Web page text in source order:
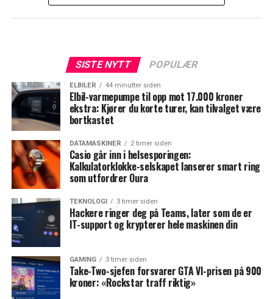
SISTE NYTT POPULÆR
ELBILER 44 minutter siden
Elbil-varmepumpe til opp mot 17.000 kroner
ekstra: Kjører du korte turer, kan tilvalget være
bortkastet
DATAMASKINER 2 timer siden
Casio går inn i helsesporingen:
Kalkulatorklokke-selskapet lanserer smart ring
som utfordrer Oura
TEKNOLOGI 3 timer siden
Hackere ringer deg på Teams, later som de er
IT-support og krypterer hele maskinen din
GAMING 3 timer siden
Take-Two-sjefen forsvarer GTA VI-prisen på 900
kroner: «Rockstar traff riktig»